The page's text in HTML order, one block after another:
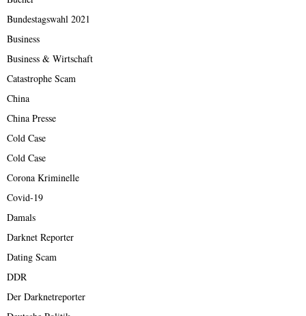
Bundestagswahl 2021
Business
Business & Wirtschaft
Catastrophe Scam
China
China Presse
Cold Case
Cold Case
Corona Kriminelle
Covid-19
Damals
Darknet Reporter
Dating Scam
DDR
Der Darknetreporter